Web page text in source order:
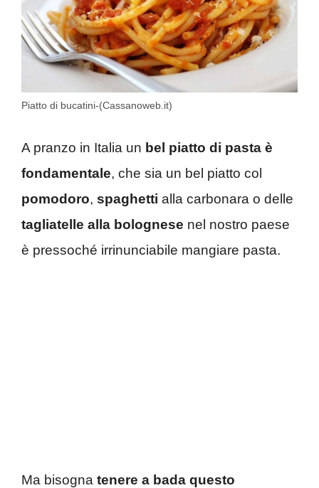
Piatto di bucatini-(Cassanoweb.it)
A pranzo in Italia un bel piatto di pasta è
fondamentale, che sia un bel piatto col
pomodoro, spaghetti alla carbonara o delle
tagliatelle alla bolognese nel nostro paese
è pressoché irrinunciabile mangiare pasta.
Ma bisogna tenere a bada questo